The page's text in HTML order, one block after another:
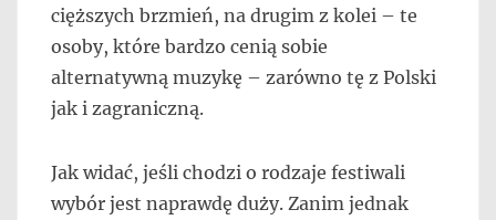
cięższych brzmień, na drugim z kolei – te
osoby, które bardzo cenią sobie
alternatywną muzykę – zarówno tę z Polski
jak i zagraniczną.
Jak widać, jeśli chodzi o rodzaje festiwali
wybór jest naprawdę duży. Zanim jednak